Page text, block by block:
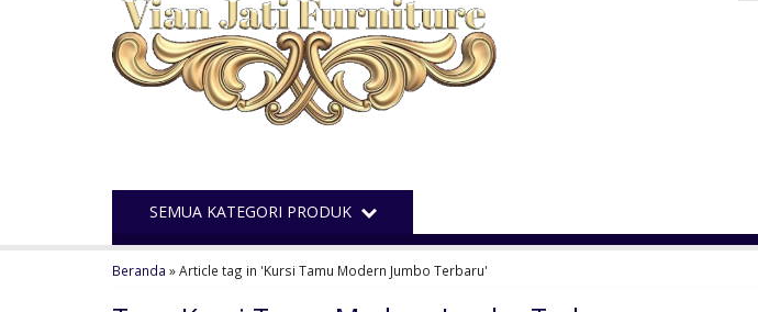
Set Meja Makan Ukiran Jepara
Lemari Sudut Jati Ukiran Mawar
SEMUA KATEGORI PRODUK
Beranda »Article tag in 'Kursi Tamu Modern Jumbo Terbaru'